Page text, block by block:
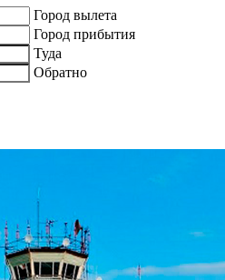
Город вылета
Город прибытия
Туда
Обратно